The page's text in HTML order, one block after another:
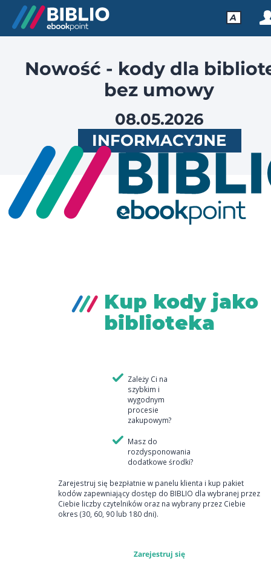
A
Nowość - kody dla
bez umowy
08.05.2026
INFORMACYJNE
Kup kody jako
biblioteka
Zależy Ci na
szybkim i
wygodnym
procesie
zakupowym?
Masz do
rozdysponowania
dodatkowe środki?
Zarejestruj się bezpłatnie w panelu klienta i kup pakiet
kodów zapewniający dostęp do BIBLIO dla wybranej przez
Ciebie liczby czytelników oraz na wybrany przez Ciebie
okres (30, 60, 90 lub 180 dni).
Zarejestruj się